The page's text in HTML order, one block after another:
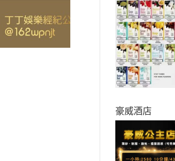
豪威酒店